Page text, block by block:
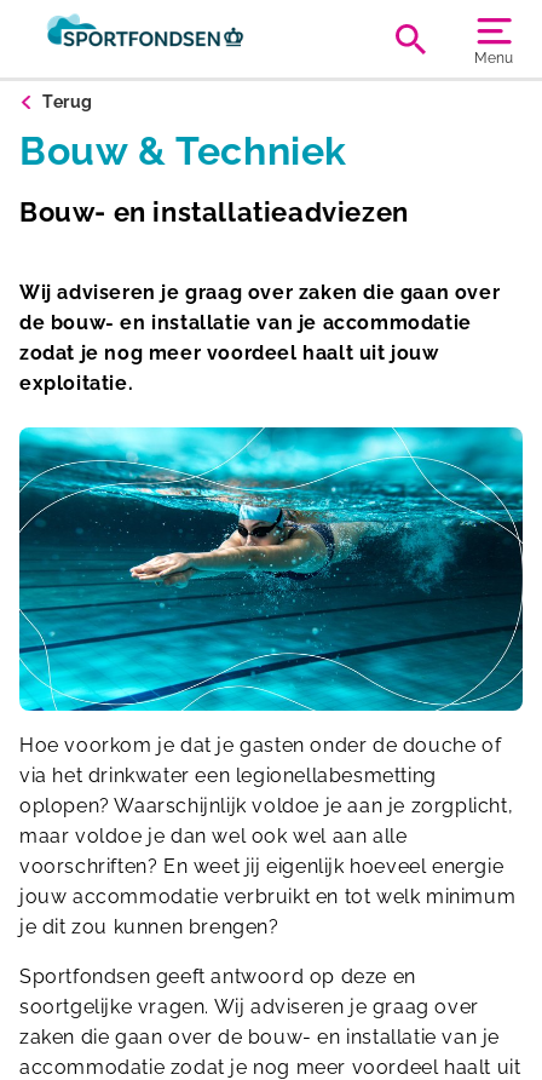
Menu
Terug
Bouw & Techniek
Bouw- en installatieadviezen
Wij adviseren je graag over zaken die gaan over
de bouw- en installatie van je accommodatie
zodat je nog meer voordeel haalt uit jouw
exploitatie.
Hoe voorkom je dat je gasten onder de douche of
via het drinkwater een legionellabesmetting
oplopen? Waarschijnlijk voldoe je aan je zorgplicht,
maar voldoe je dan wel ook wel aan alle
voorschriften? En weet jij eigenlijk hoeveel energie
jouw accommodatie verbruikt en tot welk minimum
je dit zou kunnen brengen?
Sportfondsen geeft antwoord op deze en
soortgelijke vragen. Wij adviseren je graag over
zaken die gaan over de bouw- en installatie van je
accommodatie zodat je nog meer voordeel haalt uit